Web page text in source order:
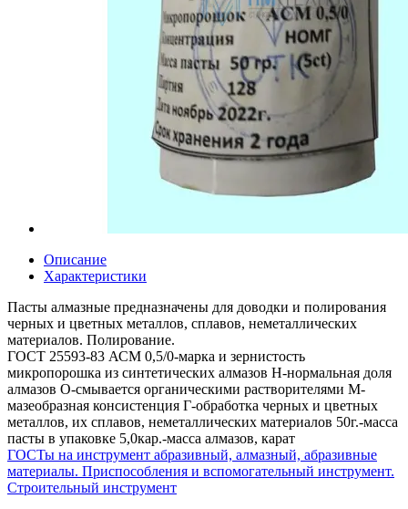
Описание
Характеристики
Пасты алмазные предназначены для доводки и полирования
черных и цветных металлов, сплавов, неметаллических
материалов. Полирование.
ГОСТ 25593-83 АСМ 0,5/0-марка и зернистость
микропорошка из синтетических алмазов Н-нормальная доля
алмазов О-смывается органическими растворителями М-
мазеобразная консистенция Г-обработка черных и цветных
металлов, их сплавов, неметаллических материалов 50г.-масса
пасты в упаковке 5,0кар.-масса алмазов, карат
ГОСТы на инструмент абразивный, алмазный, абразивные
материалы. Приспособления и вспомогательный инструмент.
Строительный инструмент